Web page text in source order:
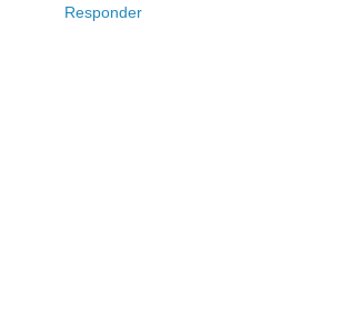
Responder